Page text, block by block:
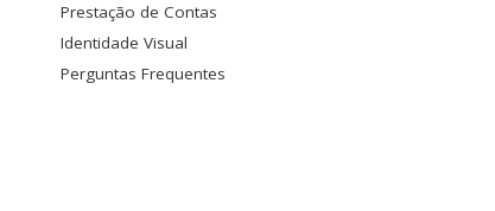
Prestação de Contas
Identidade Visual
Perguntas Frequentes